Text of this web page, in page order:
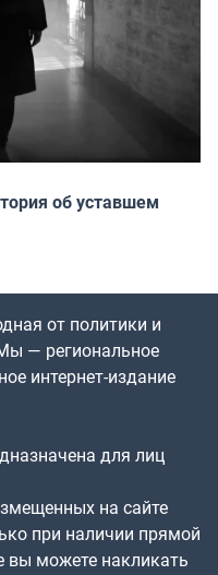
об уставшем
от политики и
— региональное
интернет-издание
для лиц
на сайте
при наличии прямой
вы можете накликать